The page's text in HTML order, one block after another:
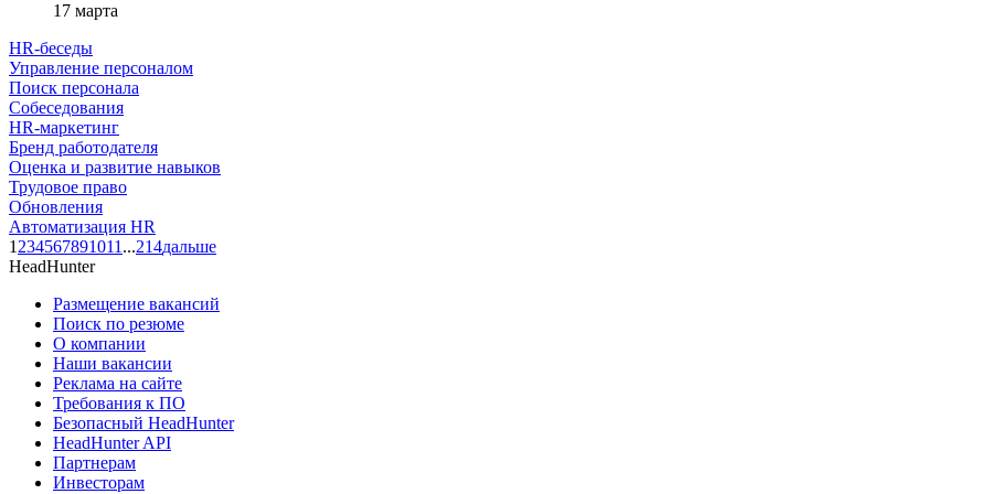
17 марта
HR-беседы
Управление персоналом
Поиск персонала
Собеседования
HR-маркетинг
Бренд работодателя
Оценка и развитие навыков
Трудовое право
Обновления
Автоматизация HR
1 234567891011 ...214дальше
HeadHunter
Размещение вакансий
Поиск по резюме
О компании
Наши вакансии
Реклама на сайте
Требования к ПО
Безопасный HeadHunter
HeadHunter API
Партнерам
Инвесторам